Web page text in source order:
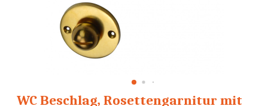
WC Beschlag, Rosettengarnitur mit